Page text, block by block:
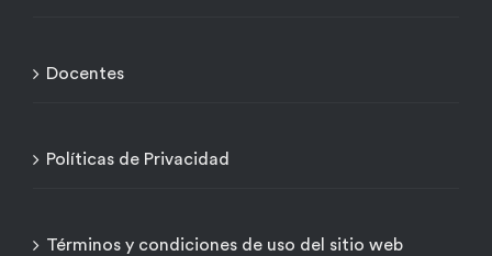
Docentes
Políticas de Privacidad
Términos y condiciones de uso del sitio web